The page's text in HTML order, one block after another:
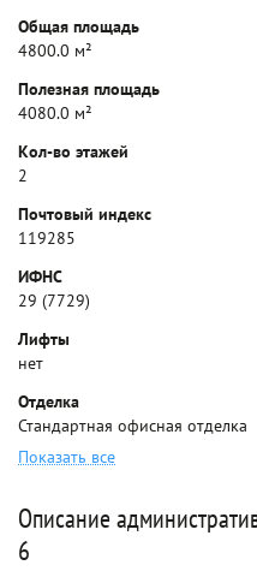
Общая площадь
4800.0 м²
Полезная площадь
4080.0 м²
Кол-во этажей
2
Почтовый индекс
119285
ИФНС
29 (7729)
Лифты
нет
Отделка
Стандартная офисная отделка
Показать все
Описание
6